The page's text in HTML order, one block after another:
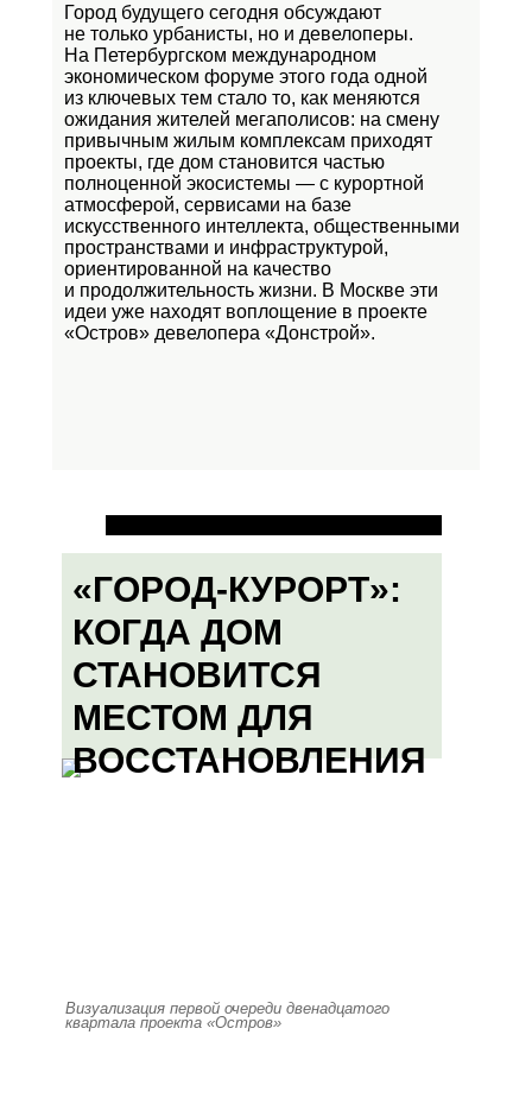
Город будущего сегодня обсуждают
не только урбанисты, но и девелоперы.
На Петербургском международном
экономическом форуме этого года одной
из ключевых тем стало то, как меняются
ожидания жителей мегаполисов: на смену
привычным жилым комплексам приходят
проекты, где дом становится частью
полноценной экосистемы — с курортной
атмосферой, сервисами на базе
искусственного интеллекта, общественными
пространствами и инфраструктурой,
ориентированной на качество
и продолжительность жизни. В Москве эти
идеи уже находят воплощение в проекте
«Остров» девелопера «Донстрой».
«ГОРОД-КУРОРТ»:
КОГДА ДОМ
СТАНОВИТСЯ
МЕСТОМ ДЛЯ
ВОССТАНОВЛЕНИЯ
Визуализация первой очереди двенадцатого
квартала проекта «Остров»